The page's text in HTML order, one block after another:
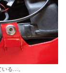
いる…。